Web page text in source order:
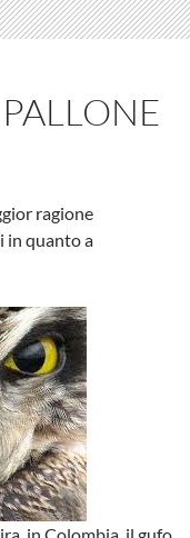
ragione
in quanto a